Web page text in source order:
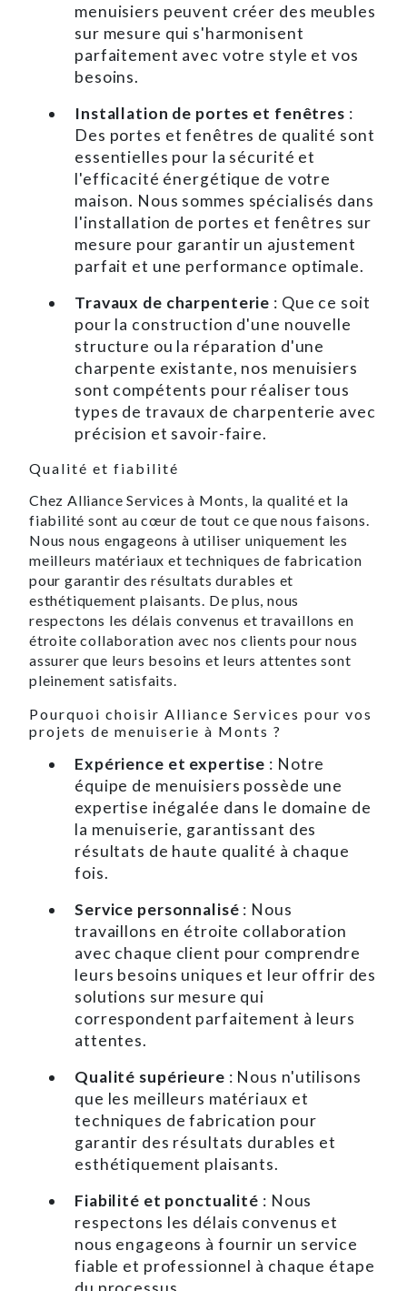
menuisiers peuvent créer des meubles
sur mesure qui s'harmonisent
parfaitement avec votre style et vos
besoins.
Installation de portes et fenêtres :
Des portes et fenêtres de qualité sont
essentielles pour la sécurité et
l'efficacité énergétique de votre
maison. Nous sommes spécialisés dans
l'installation de portes et fenêtres sur
mesure pour garantir un ajustement
parfait et une performance optimale.
Travaux de charpenterie : Que ce soit
pour la construction d'une nouvelle
structure ou la réparation d'une
charpente existante, nos menuisiers
sont compétents pour réaliser tous
types de travaux de charpenterie avec
précision et savoir-faire.
Qualité et fiabilité
Chez Alliance Services à Monts, la qualité et la
fiabilité sont au cœur de tout ce que nous faisons.
Nous nous engageons à utiliser uniquement les
meilleurs matériaux et techniques de fabrication
pour garantir des résultats durables et
esthétiquement plaisants. De plus, nous
respectons les délais convenus et travaillons en
étroite collaboration avec nos clients pour nous
assurer que leurs besoins et leurs attentes sont
pleinement satisfaits.
Pourquoi choisir Alliance Services pour vos
projets de menuiserie à Monts ?
Expérience et expertise : Notre
équipe de menuisiers possède une
expertise inégalée dans le domaine de
la menuiserie, garantissant des
résultats de haute qualité à chaque
fois.
Service personnalisé : Nous
travaillons en étroite collaboration
avec chaque client pour comprendre
leurs besoins uniques et leur offrir des
solutions sur mesure qui
correspondent parfaitement à leurs
attentes.
Qualité supérieure : Nous n'utilisons
que les meilleurs matériaux et
techniques de fabrication pour
garantir des résultats durables et
esthétiquement plaisants.
Fiabilité et ponctualité : Nous
respectons les délais convenus et
nous engageons à fournir un service
fiable et professionnel à chaque étape